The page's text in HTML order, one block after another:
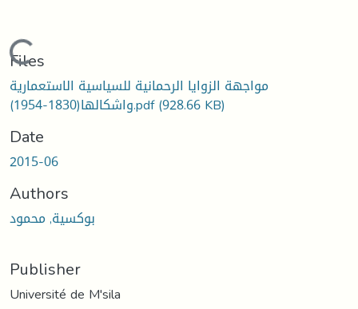
Loading...
Files
مواجهة الزوايا الرحمانية للسياسية الاستعمارية
واشكالها(1830-1954).pdf(928.66 KB)
Date
2015-06
Authors
بوكسية, محمود
Publisher
Université de M'sila